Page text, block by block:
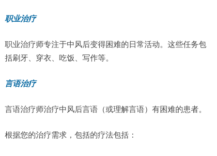
职业治疗
职业治疗师专注于中风后变得困难的日常活动。这些任务包
括刷牙、穿衣、吃饭、写作等。
言语治疗
言语治疗师治疗中风后言语（或理解言语）有困难的患者。
根据您的治疗需求，包括的疗法包括：